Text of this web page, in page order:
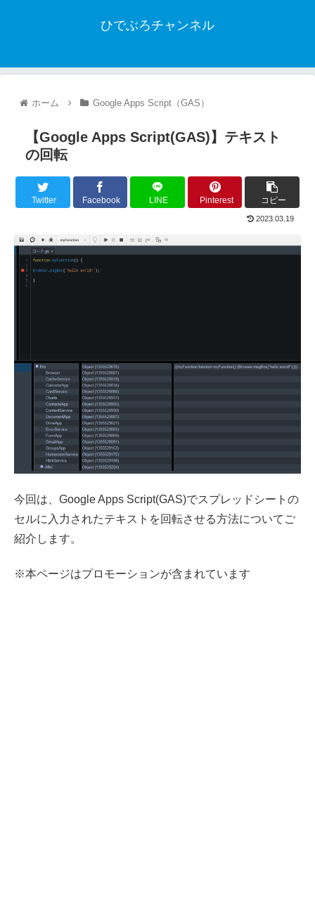
ひでぶろチャンネル
ホーム Google Apps Script（GAS）
【Google Apps Script(GAS)】テキスト
の回転
Twitter Facebook LINE Pinterest コピー
2023.03.19
今回は、Google Apps Script(GAS)でスプレッドシートの
セルに入力されたテキストを回転させる方法についてご
紹介します。
※本ページはプロモーションが含まれています